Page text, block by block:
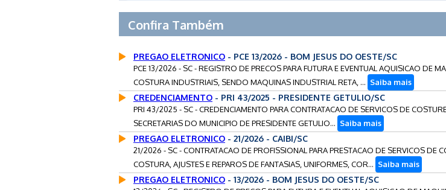
Confira Também
PREGAO ELETRONICO - PCE 13/2026 - BOM JESUS DO OESTE/SC
PCE 13/2026 - SC - REGISTRO DE PRECOS PARA FUTURA E EVENTUAL AQUISICAO DE
COSTURA INDUSTRIAIS, SENDO MAQUINAS INDUSTRIAL RETA, ... Saiba mais
CREDENCIAMENTO - PRI 43/2025 - PRESIDENTE GETULIO/SC
PRI 43/2025 - SC - CREDENCIAMENTO PARA CONTRATACAO DE SERVICOS DE
SECRETARIAS DO MUNICIPIO DE PRESIDENTE GETULIO... Saiba mais
PREGAO ELETRONICO - 21/2026 - CAIBI/SC
21/2026 - SC - CONTRATACAO DE PROFISSIONAL PARA PRESTACAO DE SERVICOS DE
COSTURA, AJUSTES E REPAROS DE FANTASIAS, UNIFORMES, COR... Saiba mais
PREGAO ELETRONICO - 13/2026 - BOM JESUS DO OESTE/SC